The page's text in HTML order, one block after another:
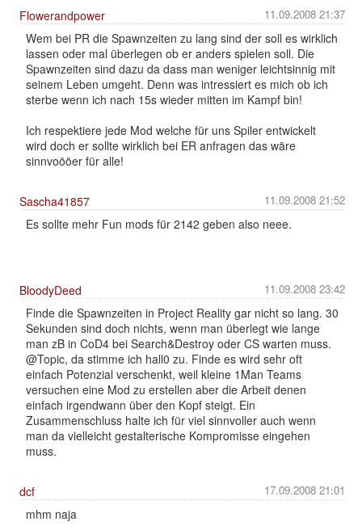
11.09.2008 21:37
Flowerandpower
Wem bei PR die Spawnzeiten zu lang sind der soll es wirklich
lassen oder mal überlegen ob er anders spielen soll. Die
Spawnzeiten sind dazu da dass man weniger leichtsinnig mit
seinem Leben umgeht. Denn was intressiert es mich ob ich
sterbe wenn ich nach 15s wieder mitten im Kampf bin!
Ich respektiere jede Mod welche für uns Spiler entwickelt
wird doch er sollte wirklich bei ER anfragen das wäre
sinnvoööer für alle!
11.09.2008 21:52
Sascha41857
Es sollte mehr Fun mods für 2142 geben also neee.
11.09.2008 23:42
BloodyDeed
Finde die Spawnzeiten in Project Reality gar nicht so lang. 30
Sekunden sind doch nichts, wenn man überlegt wie lange
man zB in CoD4 bei Search&Destroy oder CS warten muss.
@Topic, da stimme ich hall0 zu. Finde es wird sehr oft
einfach Potenzial verschenkt, weil kleine 1Man Teams
versuchen eine Mod zu erstellen aber die Arbeit denen
einfach irgendwann über den Kopf steigt. Ein
Zusammenschluss halte ich für viel sinnvoller auch wenn
man da vielleicht gestalterische Kompromisse eingehen
muss.
17.09.2008 21:01
dcf
mhm naja